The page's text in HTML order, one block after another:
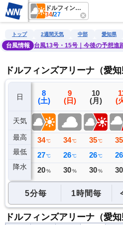
ドルフィンズアリーナ（愛知県体育館）
34/27
雨雲レーダー 台風情報 地震情報
トップ 2週間天気 中部 愛知県
台風情報
台風13号・15号｜今後の予想進
ドルフィンズアリーナ（愛
日
天気
最高
最低
降水
7
(金)
35 ℃
28 ℃
0 ミリ
8
(土)
34 ℃
27 ℃
20 %
9
(日)
34 ℃
26 ℃
30 %
10
(月)
35 ℃
26 ℃
30 %
(
35
26
30
5分毎 1時間毎
ドルフィンズアリーナ（愛